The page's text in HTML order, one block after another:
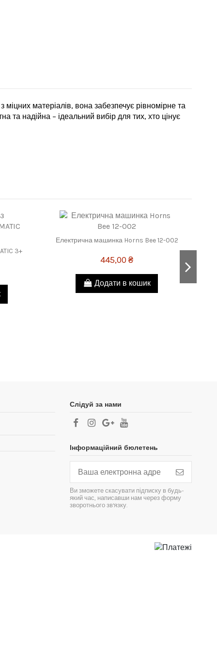
матеріалів, вона забезпечує рівномірне та
та надійна – ідеальний вибір для тих, хто цінує
3+
Електрична машинка Horns Bee 12-002
445,00 ₴
Додати в кошик
Слідуй за нами
Інформаційний бюлетень
Ви зможете скасувати підписку в будь-
який час, написавши нам через форму
зворотнього зв'язку.